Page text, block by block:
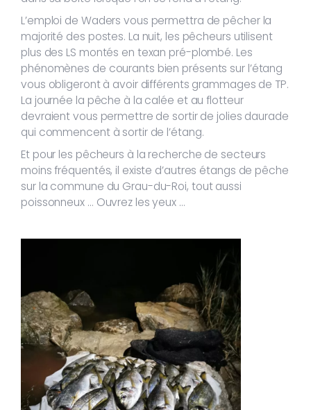
L’emploi de Waders vous permettra de pêcher la
majorité des postes. La nuit, les pêcheurs utilisent
plus des LS montés en texan pré-plombé. Les
phénomènes de courants bien présents sur l’étang
vous obligeront à avoir différents grammages de TP.
La journée la pêche à la calée et au flotteur
devraient vous permettre de sortir de jolies daurade
qui commencent à sortir de l’étang.
Et pour les pêcheurs à la recherche de secteurs
moins fréquentés, il existe d’autres étangs de pêche
sur la commune du Grau-du-Roi, tout aussi
poissonneux … Ouvrez les yeux …